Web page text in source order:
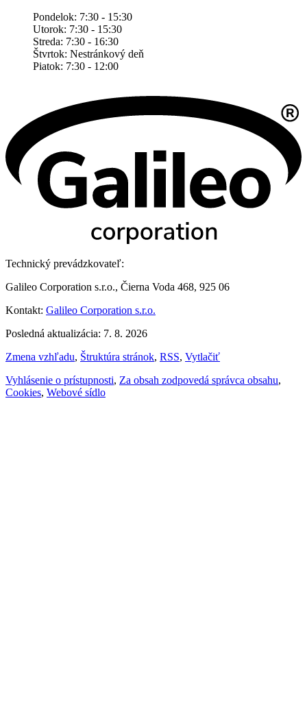
Pondelok: 7:30 - 15:30
Utorok: 7:30 - 15:30
Streda: 7:30 - 16:30
Štvrtok: Nestránkový deň
Piatok: 7:30 - 12:00
Technický prevádzkovateľ:
Galileo Corporation s.r.o., Čierna Voda 468, 925 06
Kontakt: Galileo Corporation s.r.o.
Posledná aktualizácia: 7. 8. 2026
Zmena vzhľadu, Štruktúra stránok, RSS, Vytlačiť
Vyhlásenie o prístupnosti, Za obsah zodpovedá správca obsahu,
Cookies, Webové sídlo